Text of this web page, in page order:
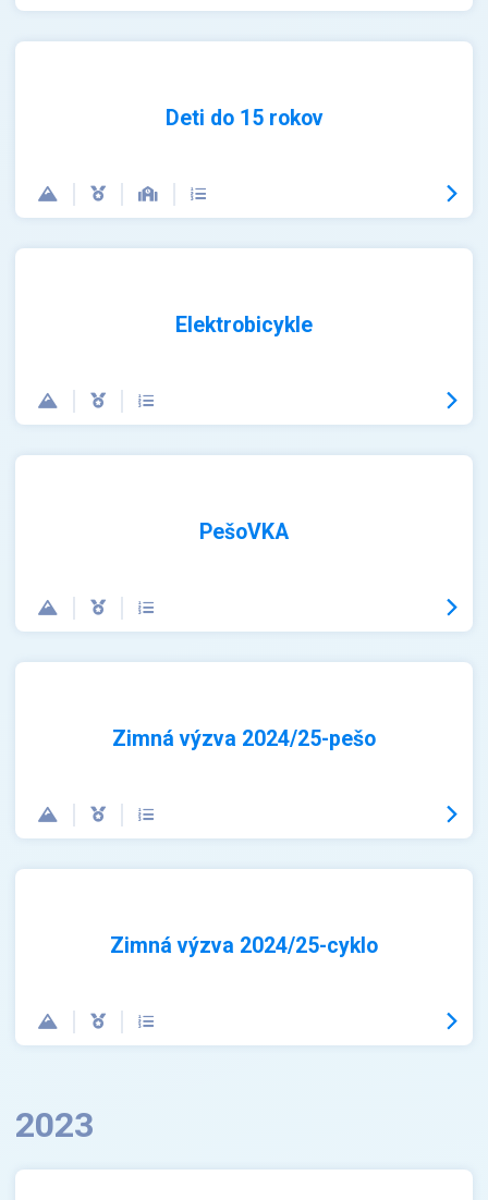
Deti do 15 rokov
Elektrobicykle
PešoVKA
Zimná výzva 2024/25-pešo
Zimná výzva 2024/25-cyklo
2023